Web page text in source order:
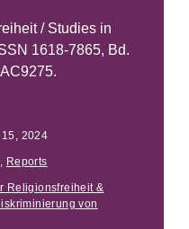
/ Studies in
1618-7865, Bd.
2024
Reports
Religionsfreiheit &
von